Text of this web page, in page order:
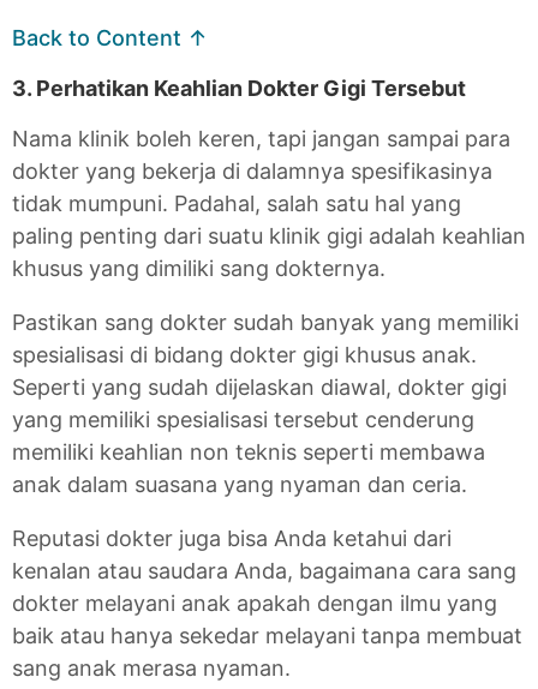
Back to Content ↑
3. Perhatikan Keahlian Dokter Gigi Tersebut
Nama klinik boleh keren, tapi jangan sampai para
dokter yang bekerja di dalamnya spesifikasinya
tidak mumpuni. Padahal, salah satu hal yang
paling penting dari suatu klinik gigi adalah keahlian
khusus yang dimiliki sang dokternya.
Pastikan sang dokter sudah banyak yang memiliki
spesialisasi di bidang dokter gigi khusus anak.
Seperti yang sudah dijelaskan diawal, dokter gigi
yang memiliki spesialisasi tersebut cenderung
memiliki keahlian non teknis seperti membawa
anak dalam suasana yang nyaman dan ceria.
Reputasi dokter juga bisa Anda ketahui dari
kenalan atau saudara Anda, bagaimana cara sang
dokter melayani anak apakah dengan ilmu yang
baik atau hanya sekedar melayani tanpa membuat
sang anak merasa nyaman.